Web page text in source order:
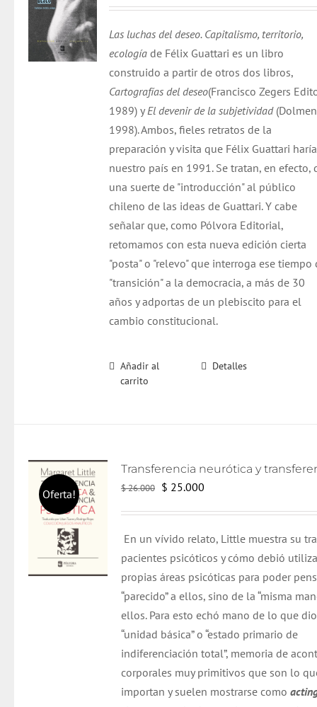
Las luchas del deseo. Capitalismo, territorio,
ecologíade Félix Guattari es un libro
construido a partir de otros dos libros,
Cartografías del deseo(Francisco Zegers
1989) yEl devenir de la subjetividad
1998). Ambos, fieles retratos de la
preparación y visita que Félix Guattari
nuestro país en 1991. Se tratan, en efecto,
una suerte de "introducción" al público
chileno de las ideas de Guattari. Y cabe
señalar que, como Pólvora Editorial,
retomamos con esta nueva edición cierta
"posta" o "relevo" que interroga ese tiempo
"transición" a la democracia, a más de 30
años y adportas de un plebiscito para el
cambio constitucional.
Añadir al
carrito
Detalles
Oferta! $26.000 El
era:
$ 26.000.
$ 25.000El
es:
$ 25.000.
En un vívido relato, Little muestra su
pacientes psicóticos y cómo debió
propias áreas psicóticas para poder
“parecido” a ellos, sino de la “misma
ellos. Para esto echó mano de lo que
“unidad básica” o “estado primario de
indiferenciación total”, memoria de
corporales muy primitivos que son lo
importan y suelen mostrarse como